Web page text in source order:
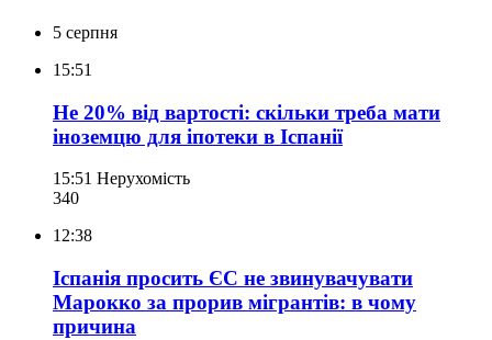
5 серпня
15:51
Не 20% від вартості: скільки треба мати
іноземцю для іпотеки в Іспанії
15:51 Нерухомість
340
12:38
Іспанія просить ЄС не звинувачувати
Марокко за прорив мігрантів: в чому
причина